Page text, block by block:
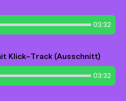
03:32
Klick-Track (Ausschnitt)
03:32